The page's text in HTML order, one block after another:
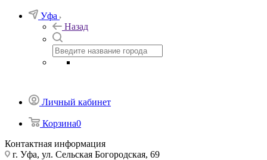
Уфа
Назад
Личный кабинет
Корзина0
Контактная информация
г. Уфа, ул. Сельская Богородская, 69